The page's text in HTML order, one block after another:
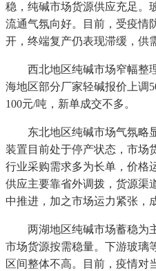
稳，纯碱市场货源供应充足。
流通气氛向好。目前，受疫情
开，终端复产仍表现滞缓，供
西北地区纯碱市场窄幅整
海地区部分厂家轻碱报价上调
100元/吨，新单成交不多。
东北地区纯碱市场气氛略
装置目前处于停产状态，市场
行业采购需求多为长单，价格
供应主要靠省外调拨，货源渠
中推进，加之市场运力紧张，
两湖地区纯碱市场蓄稳为主
市场货源按需稳量。下游玻璃
区间整体不高。目前，疫情对